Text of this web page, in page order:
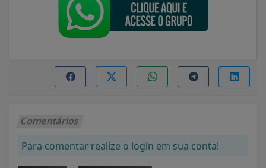
Comentários
Para comentar realize o login em sua conta!